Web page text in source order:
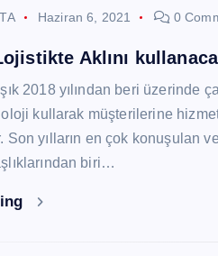
Haziran 6, 2021 0
Aklını
2018 yılından beri üzerinde
kullarak müşterilerine
Son yılların en çok konuşulan
biri…